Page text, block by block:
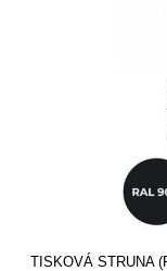
TISKOVÁ STRUNA